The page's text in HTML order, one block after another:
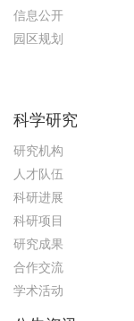
信息公开
园区规划
科学研究
研究机构
人才队伍
科研进展
科研项目
研究成果
合作交流
学术活动